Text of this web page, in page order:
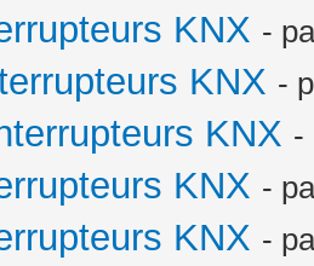
KNX -
KNX -
KNX -
KNX -
KNX -